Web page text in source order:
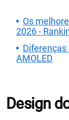
Os
2026 -
Diferenças
AMOLED
Design